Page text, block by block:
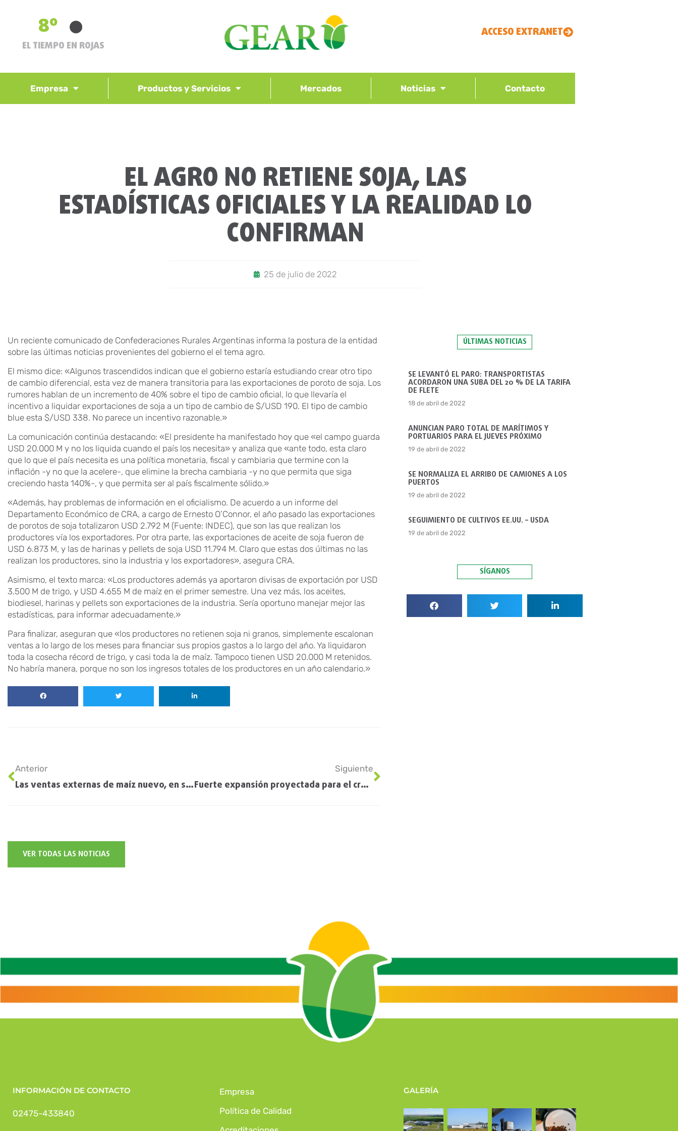
8º
EL TIEMPO EN ROJAS
ACCESO EXTRANET
Empresa Productos y Servicios Mercados Noticias Contacto
EL AGRO NO RETIENE SOJA, LAS
ESTADÍSTICAS OFICIALES Y LA REALIDAD LO
CONFIRMAN
25 de julio de 2022
Un reciente comunicado de Confederaciones Rurales Argentinas informa la postura de la entidad
sobre las últimas noticias provenientes del gobierno el el tema agro.
El mismo dice: «Algunos trascendidos indican que el gobierno estaría estudiando crear otro tipo
de cambio diferencial, esta vez de manera transitoria para las exportaciones de poroto de soja. Los
rumores hablan de un incremento de 40% sobre el tipo de cambio oficial, lo que llevaría el
incentivo a liquidar exportaciones de soja a un tipo de cambio de $/USD 190. El tipo de cambio
blue esta $/USD 338. No parece un incentivo razonable.»
La comunicación continúa destacando: «El presidente ha manifestado hoy que «el campo guarda
USD 20.000 M y no los liquida cuando el país los necesita» y analiza que «ante todo, esta claro
que lo que el país necesita es una política monetaria, fiscal y cambiaria que termine con la
inflación -y no que la acelere-, que elimine la brecha cambiaria -y no que permita que siga
creciendo hasta 140%-, y que permita ser al país fiscalmente sólido.»
«Además, hay problemas de información en el oficialismo. De acuerdo a un informe del
Departamento Económico de CRA, a cargo de Ernesto O’Connor, el año pasado las exportaciones
de porotos de soja totalizaron USD 2.792 M (Fuente: INDEC), que son las que realizan los
productores vía los exportadores. Por otra parte, las exportaciones de aceite de soja fueron de
USD 6.873 M, y las de harinas y pellets de soja USD 11.794 M. Claro que estas dos últimas no las
realizan los productores, sino la industria y los exportadores», asegura CRA.
Asimismo, el texto marca: «Los productores además ya aportaron divisas de exportación por USD
3.500 M de trigo, y USD 4.655 M de maíz en el primer semestre. Una vez más, los aceites,
biodiesel, harinas y pellets son exportaciones de la industria. Sería oportuno manejar mejor las
estadísticas, para informar adecuadamente.»
Para finalizar, aseguran que «los productores no retienen soja ni granos, simplemente escalonan
ventas a lo largo de los meses para financiar sus propios gastos a lo largo del año. Ya liquidaron
toda la cosecha récord de trigo, y casi toda la de maíz. Tampoco tienen USD 20.000 M retenidos.
No habría manera, porque no son los ingresos totales de los productores en un año calendario.»
Anterior
Las ventas externas de maíz nuevo, en su nivel más alto de la historia
Siguiente
Fuerte expansión proyectada para el crush de soja en Estados Unidos
VER TODAS LAS NOTICIAS
ÚLTIMAS NOTICIAS
SE LEVANTÓ EL PARO: TRANSPORTISTAS
ACORDARON UNA SUBA DEL 20 % DE LA TARIFA
DE FLETE
18 de abril de 2022
ANUNCIAN PARO TOTAL DE MARÍTIMOS Y
PORTUARIOS PARA EL JUEVES PRÓXIMO
19 de abril de 2022
SE NORMALIZA EL ARRIBO DE CAMIONES A LOS
PUERTOS
19 de abril de 2022
SEGUIMIENTO DE CULTIVOS EE.UU. – USDA
19 de abril de 2022
SÍGANOS
INFORMACIÓN DE CONTACTO
02475-433840
Empresa
Política de Calidad
GALERÍA